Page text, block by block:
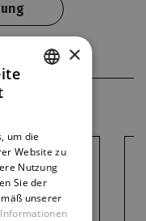
GERMAN
×
um die
Website zu
Nutzung
Sie der
unserer